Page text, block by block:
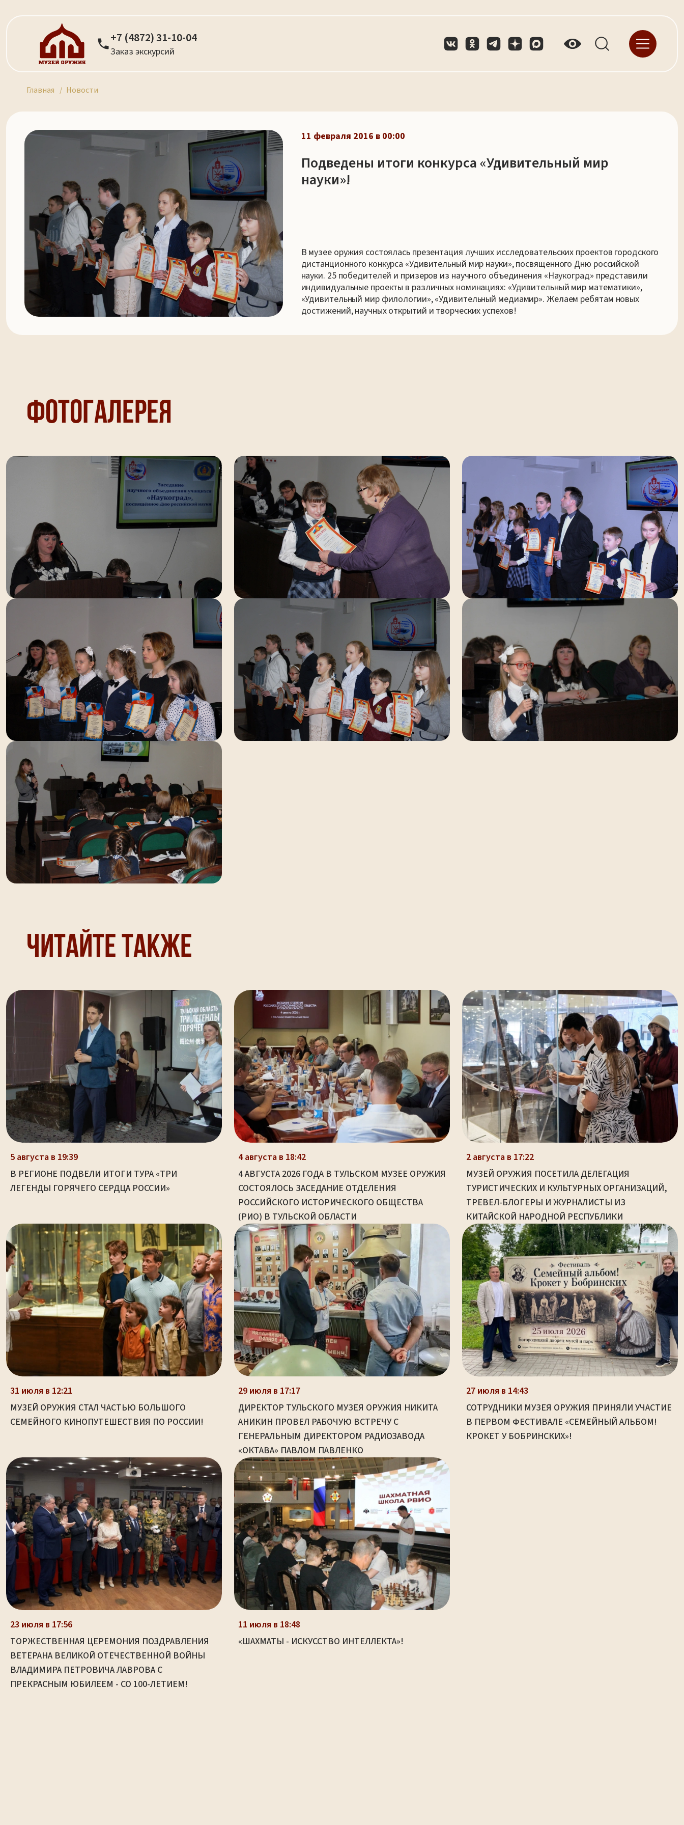
+7 (4872) 31-10-04
Заказ экскурсий
Главная Новости
11 февраля 2016 в 00:00
Подведены итоги конкурса «Удивительный мир
науки»!
В музее оружия состоялась презентация лучших исследовательских проектов городского
дистанционного конкурса «Удивительный мир науки», посвященного Дню российской
науки. 25 победителей и призеров из научного объединения «Наукоград» представили
индивидуальные проекты в различных номинациях: «Удивительный мир математики»,
«Удивительный мир филологии», «Удивительный медиамир». Желаем ребятам новых
достижений, научных открытий и творческих успехов!
Фотогалерея
Читайте также
5 августа в 19:39
В РЕГИОНЕ ПОДВЕЛИ ИТОГИ ТУРА «ТРИ
ЛЕГЕНДЫ ГОРЯЧЕГО СЕРДЦА РОССИИ»
4 августа в 18:42
4 АВГУСТА 2026 ГОДА В ТУЛЬСКОМ МУЗЕЕ ОРУЖИЯ
СОСТОЯЛОСЬ ЗАСЕДАНИЕ ОТДЕЛЕНИЯ
РОССИЙСКОГО ИСТОРИЧЕСКОГО ОБЩЕСТВА
(РИО) В ТУЛЬСКОЙ ОБЛАСТИ
2 августа в 17:22
МУЗЕЙ ОРУЖИЯ ПОСЕТИЛА ДЕЛЕГАЦИЯ
ТУРИСТИЧЕСКИХ И КУЛЬТУРНЫХ ОРГАНИЗАЦИЙ,
ТРЕВЕЛ-БЛОГЕРЫ И ЖУРНАЛИСТЫ ИЗ
КИТАЙСКОЙ НАРОДНОЙ РЕСПУБЛИКИ
31 июля в 12:21
МУЗЕЙ ОРУЖИЯ СТАЛ ЧАСТЬЮ БОЛЬШОГО
СЕМЕЙНОГО КИНОПУТЕШЕСТВИЯ ПО РОССИИ!
29 июля в 17:17
ДИРЕКТОР ТУЛЬСКОГО МУЗЕЯ ОРУЖИЯ НИКИТА
АНИКИН ПРОВЕЛ РАБОЧУЮ ВСТРЕЧУ С
ГЕНЕРАЛЬНЫМ ДИРЕКТОРОМ РАДИОЗАВОДА
«ОКТАВА» ПАВЛОМ ПАВЛЕНКО
27 июля в 14:43
СОТРУДНИКИ МУЗЕЯ ОРУЖИЯ ПРИНЯЛИ УЧАСТИЕ
В ПЕРВОМ ФЕСТИВАЛЕ «СЕМЕЙНЫЙ АЛЬБОМ!
КРОКЕТ У БОБРИНСКИХ»!
23 июля в 17:56
ТОРЖЕСТВЕННАЯ ЦЕРЕМОНИЯ ПОЗДРАВЛЕНИЯ
ВЕТЕРАНА ВЕЛИКОЙ ОТЕЧЕСТВЕННОЙ ВОЙНЫ
ВЛАДИМИРА ПЕТРОВИЧА ЛАВРОВА С
ПРЕКРАСНЫМ ЮБИЛЕЕМ - СО 100-ЛЕТИЕМ!
11 июля в 18:48
«ШАХМАТЫ - ИСКУССТВО ИНТЕЛЛЕКТА»!